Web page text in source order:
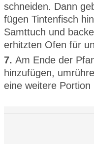
schneiden. Dann
fügen Tintenfisch
Samttuch und
erhitzten Ofen für
7. Am Ende der
hinzufügen,
eine weitere Portion